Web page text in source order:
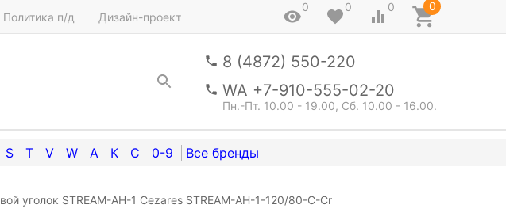
Политика п/д Дизайн-проект
0 0 0 0
8 (4872) 550-220
WA +7-910-555-02-20
Пн.-Пт. 10.00 - 19.00, Сб. 10.00 - 16.00.
S T V W А К С 0-9
уголок STREAM-AH-1 Cezares STREAM-AH-1-120/80-C-Cr